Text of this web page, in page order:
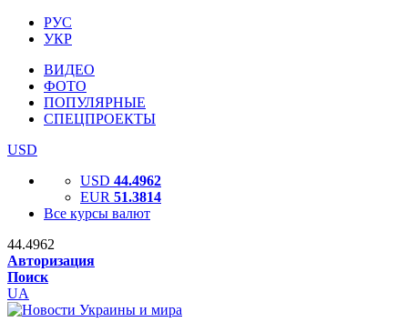
РУС
УКР
ВИДЕО
ФОТО
ПОПУЛЯРНЫЕ
СПЕЦПРОЕКТЫ
USD
USD 44.4962
EUR 51.3814
Все курсы валют
44.4962
Авторизация
Поиск
UA